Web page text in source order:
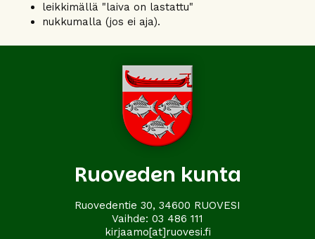
leikkimällä "laiva on lastattu"
nukkumalla (jos ei aja).
Ruoveden kunta
Ruovedentie 30, 34600 RUOVESI
Vaihde: 03 486 111
kirjaamo[at]ruovesi.fi